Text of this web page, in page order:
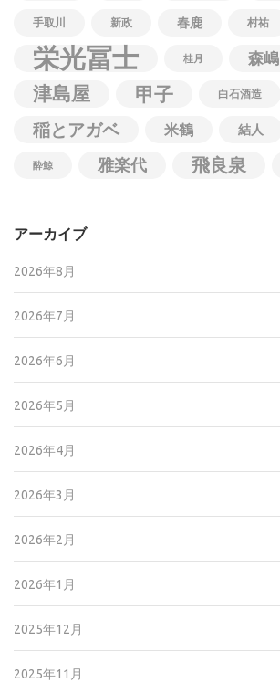
手取川 新政 春鹿 村祐
栄光冨士 桂月 森嶋
津島屋 甲子 白石酒造
稲とアガベ 米鶴 結人
酔鯨 雅楽代 飛良泉
アーカイブ
2026年8月
2026年7月
2026年6月
2026年5月
2026年4月
2026年3月
2026年2月
2026年1月
2025年12月
2025年11月